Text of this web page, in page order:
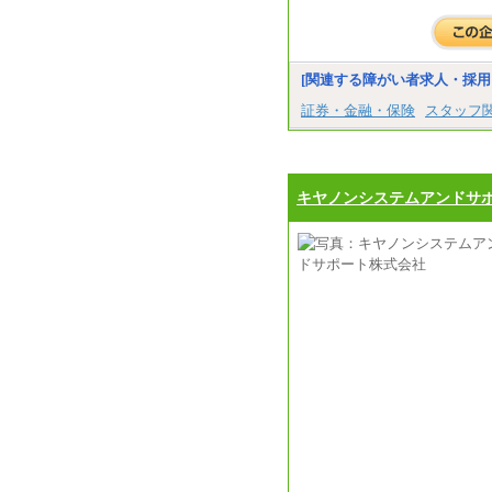
[関連する障がい者求人・採
証券・金融・保険
スタッフ
キヤノンシステムアンドサ